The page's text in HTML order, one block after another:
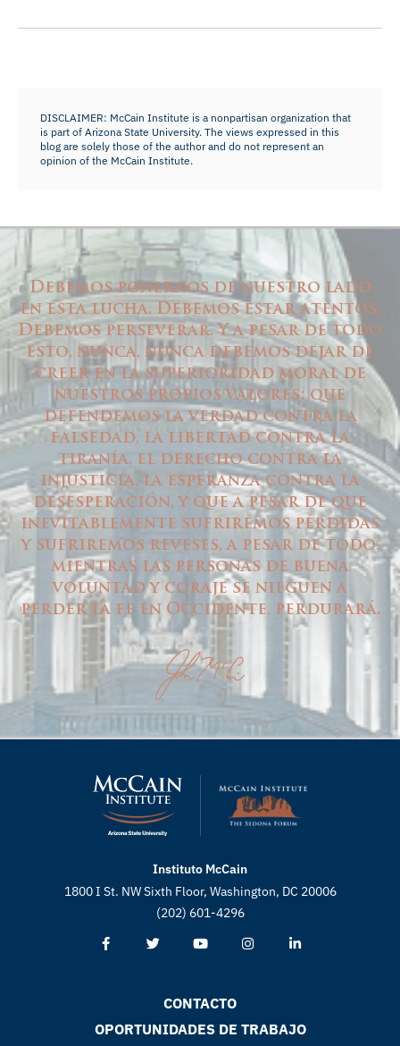
DISCLAIMER: McCain Institute is a nonpartisan organization that
is part of Arizona State University. The views expressed in this
blog are solely those of the author and do not represent an
opinion of the McCain Institute.
Debemos ponernos de nuestro lado
en esta lucha. Debemos estar atentos.
Debemos perseverar. Y a pesar de todo
esto, nunca, nunca debemos dejar de
creer en la superioridad moral de
nuestros propios valores: que
defendemos la verdad contra la
falsedad, la libertad contra la
tiranía, el derecho contra la
injusticia, la esperanza contra la
desesperación, y que a pesar de que
inevitablemente sufriremos pérdidas
y sufriremos reveses, a pesar de todo,
mientras las personas de buena
voluntad y coraje se nieguen a
perder la fe en Occidente, perdurará.
Instituto McCain
1800 I St. NW Sixth Floor, Washington, DC 20006
(202) 601-4296
CONTACTO
OPORTUNIDADES DE TRABAJO